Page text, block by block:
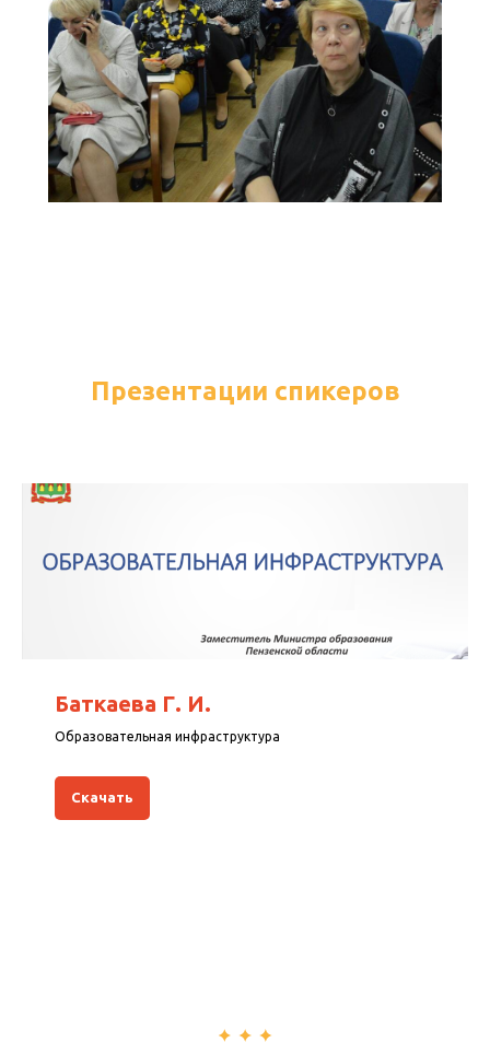
Презентации спикеров
Баткаева Г. И.
Образовательная инфраструктура
Скачать